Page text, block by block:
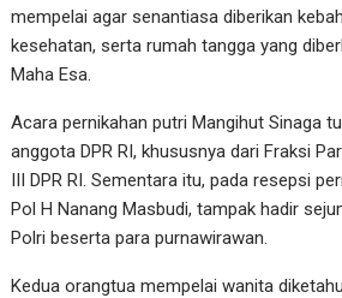
mempelai agar senantiasa diberikan
kesehatan, serta rumah tangga yang
Maha Esa.
Acara pernikahan putri Mangihut Sinaga
anggota DPR RI, khususnya dari Fraksi
III DPR RI. Sementara itu, pada resepsi
Pol H Nanang Masbudi, tampak hadir
Polri beserta para purnawirawan.
Kedua orangtua mempelai wanita